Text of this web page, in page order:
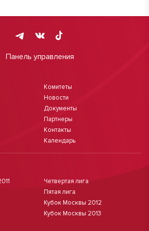
Панель управления
Комитеты
Новости
Документы
Партнеры
Контакты
Календарь
Четвертая лига
Пятая лига
Кубок Москвы 2012
Кубок Москвы 2013